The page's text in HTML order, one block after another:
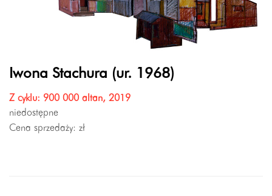
Iwona Stachura (ur. 1968)
Z cyklu: 900 000 altan, 2019
niedostępne
Cena sprzedaży: zł